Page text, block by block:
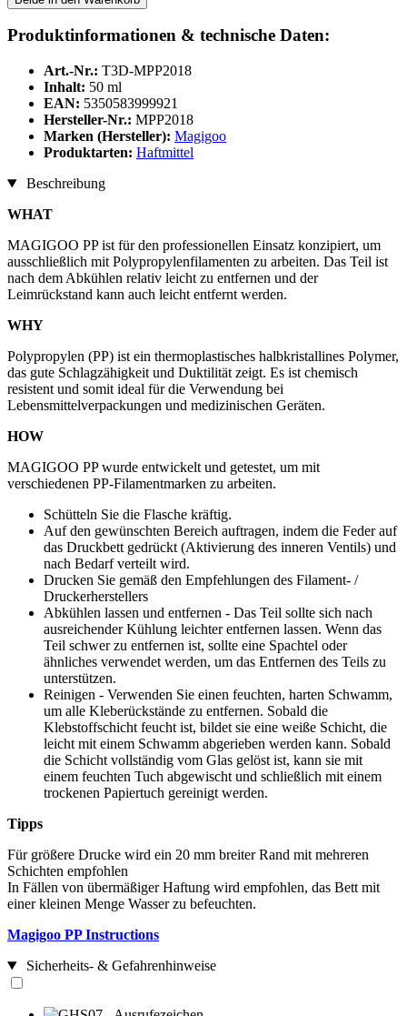
Produktinformationen & technische Daten:
Art.-Nr.: T3D-MPP2018
Inhalt: 50 ml
EAN: 5350583999921
Hersteller-Nr.: MPP2018
Marken (Hersteller): Magigoo
Produktarten: Haftmittel
Beschreibung
WHAT
MAGIGOO PP ist für den professionellen Einsatz konzipiert, um
ausschließlich mit Polypropylenfilamenten zu arbeiten. Das Teil ist
nach dem Abkühlen relativ leicht zu entfernen und der
Leimrückstand kann auch leicht entfernt werden.
WHY
Polypropylen (PP) ist ein thermoplastisches halbkristallines Polymer,
das gute Schlagzähigkeit und Duktilität zeigt. Es ist chemisch
resistent und somit ideal für die Verwendung bei
Lebensmittelverpackungen und medizinischen Geräten.
HOW
MAGIGOO PP wurde entwickelt und getestet, um mit
verschiedenen PP-Filamentmarken zu arbeiten.
Schütteln Sie die Flasche kräftig.
Auf den gewünschten Bereich auftragen, indem die Feder auf
das Druckbett gedrückt (Aktivierung des inneren Ventils) und
nach Bedarf verteilt wird.
Drucken Sie gemäß den Empfehlungen des Filament- /
Druckerherstellers
Abkühlen lassen und entfernen - Das Teil sollte sich nach
ausreichender Kühlung leichter entfernen lassen. Wenn das
Teil schwer zu entfernen ist, sollte eine Spachtel oder
ähnliches verwendet werden, um das Entfernen des Teils zu
unterstützen.
Reinigen - Verwenden Sie einen feuchten, harten Schwamm,
um alle Kleberückstände zu entfernen. Sobald die
Klebstoffschicht feucht ist, bildet sie eine weiße Schicht, die
leicht mit einem Schwamm abgerieben werden kann. Sobald
die Schicht vollständig vom Glas gelöst ist, kann sie mit
einem feuchten Tuch abgewischt und schließlich mit einem
trockenen Papiertuch gereinigt werden.
Tipps
Für größere Drucke wird ein 20 mm breiter Rand mit mehreren
Schichten empfohlen
In Fällen von übermäßiger Haftung wird empfohlen, das Bett mit
einer kleinen Menge Wasser zu befeuchten.
Magigoo PP Instructions
Sicherheits- & Gefahrenhinweise